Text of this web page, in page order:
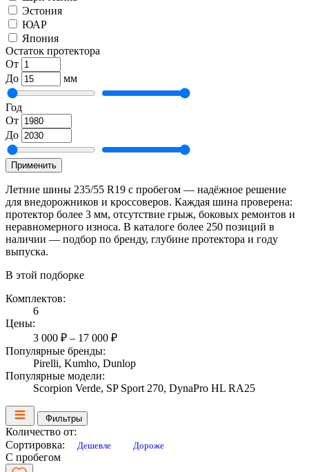
Эстония
ЮАР
Япония
Остаток протектора
От
До
мм
Год
От
До
Применить
Летние шины 235/55 R19 с пробегом — надёжное решение
для внедорожников и кроссоверов. Каждая шина проверена:
протектор более 3 мм, отсутствие грыж, боковых ремонтов и
неравномерного износа. В каталоге более 250 позиций в
наличии — подбор по бренду, глубине протектора и году
выпуска.
В этой подборке
Комплектов:
6
Цены:
3 000 ₽ – 17 000 ₽
Популярные бренды:
Pirelli, Kumho, Dunlop
Популярные модели:
Scorpion Verde, SP Sport 270, DynaPro HL RA25
Фильтры
Количество от:
Сортировка:
Дешевле Дороже
С пробегом